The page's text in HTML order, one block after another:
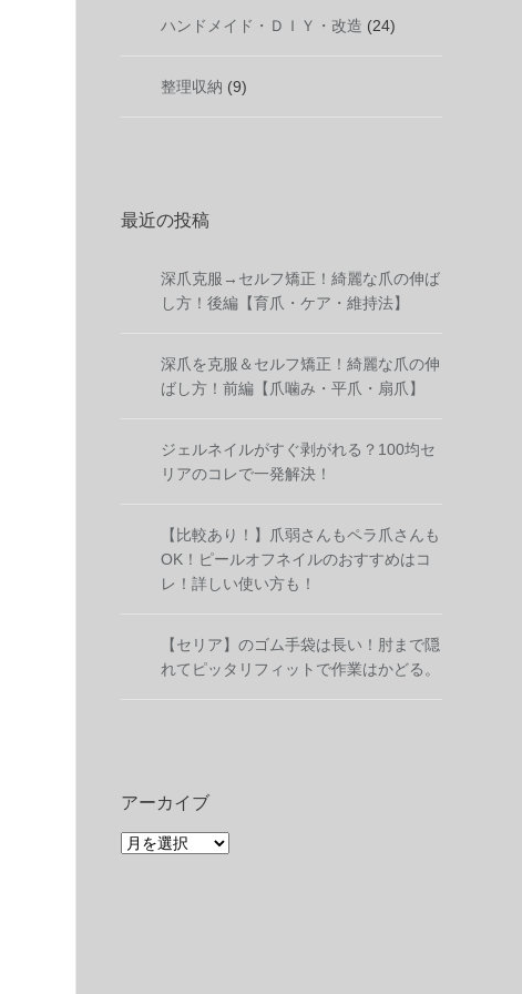
ハンドメイド・ＤＩＹ・改造 (24)
整理収納 (9)
最近の投稿
深爪克服→セルフ矯正！綺麗な爪の伸ば
し方！後編【育爪・ケア・維持法】
深爪を克服＆セルフ矯正！綺麗な爪の伸
ばし方！前編【爪噛み・平爪・扇爪】
ジェルネイルがすぐ剥がれる？100均セ
リアのコレで一発解決！
【比較あり！】爪弱さんもペラ爪さんも
OK！ピールオフネイルのおすすめはコ
レ！詳しい使い方も！
【セリア】のゴム手袋は長い！肘まで隠
れてピッタリフィットで作業はかどる。
アーカイブ
ア